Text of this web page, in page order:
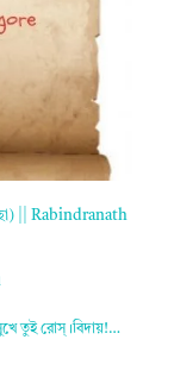
|| Rabindranath
তুই রোস্‌।বিদায়!…